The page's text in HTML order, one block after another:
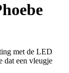
met de LED
dat een vleugje